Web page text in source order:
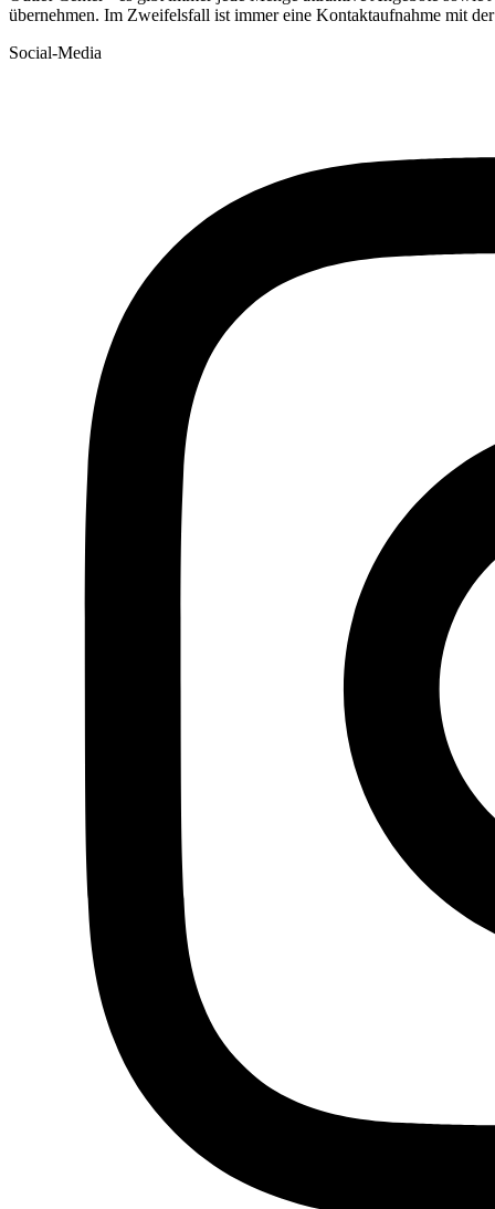
übernehmen. Im Zweifelsfall ist immer eine Kontaktaufnahme mit
Social-Media